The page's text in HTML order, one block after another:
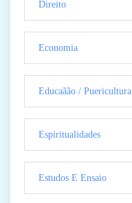
Direito
Economia
Educaãão / Puericultura
Espiritualidades
Estudos E Ensaio